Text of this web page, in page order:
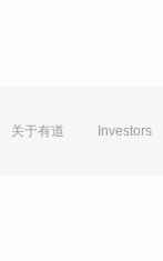
关于有道 Investors